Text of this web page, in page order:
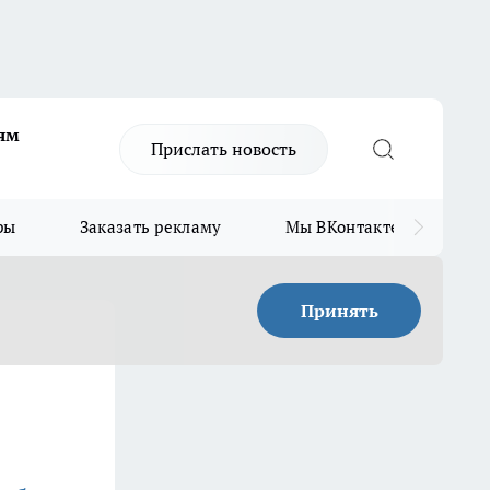
Прислать новость
Заказать рекламу Мы ВКонтакте
Принять